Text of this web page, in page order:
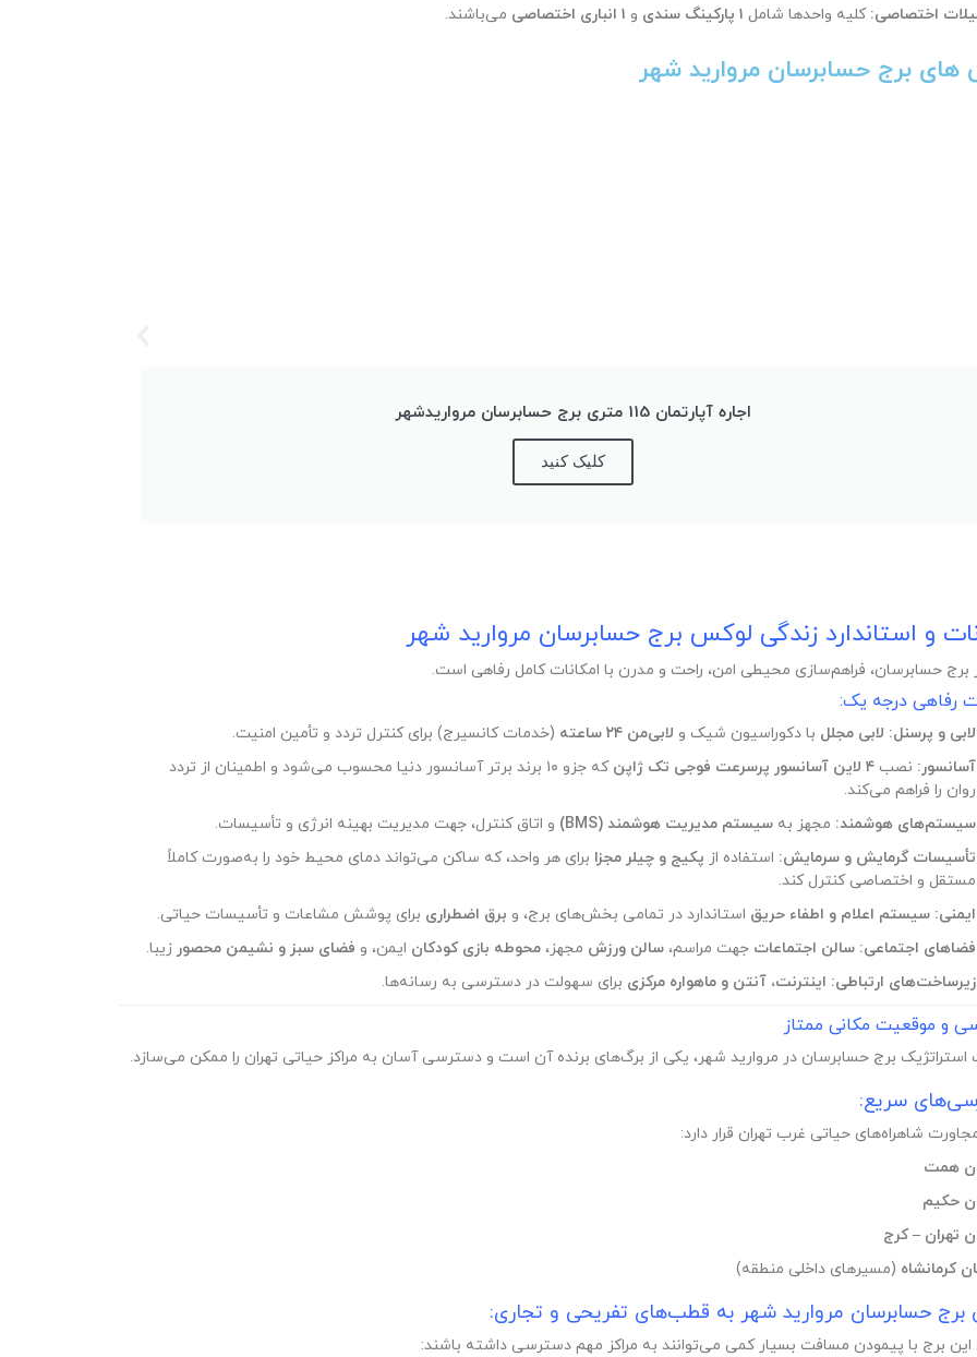
اختصاصی: کلیه واحدها شامل ۱ پارکینگ سندی و ۱ انباری اختصاصی می‌باشند.
های برج حسابرسان مروارید شهر
اجاره آپارتمان 115 متری برج حسابرسان مرواریدشهر
کلیک کنید
و استاندارد زندگی لوکس برج حسابرسان مروارید شهر
برج حسابرسان، فراهم‌سازی محیطی امن، راحت و مدرن با امکانات کامل رفاهی است.
رفاهی درجه یک:
لابی و پرسنل: لابی مجلل با دکوراسیون شیک و لابی‌من ۲۴ ساعته
(خدمات کانسیرج) برای کنترل تردد و تأمین امنیت.
آسانسور: نصب۴ لاین آسانسور پرسرعت فوجی تک ژاپن
که جزو ۱۰ برند برتر آسانسور دنیا محسوب می‌شود و اطمینان از تردد
روان را فراهم می‌کند.
سیستم‌های هوشمند: مجهز بهسیستم مدیریت هوشمند (BMS)
و اتاق کنترل، جهت مدیریت بهینه انرژی و تأسیسات.
تأسیسات گرمایش و سرمایش: استفاده از پکیج و چیلر مجزا برای هر واحد، که ساکن می‌تواند دمای محیط خود را به‌صورت کاملاً
مستقل و اختصاصی کنترل کند.
ایمنی: سیستم اعلام و اطفاء حریق استاندارد در تمامی بخش‌های برج، و برق اضطراری برای پوشش مشاعات و تأسیسات حیاتی.
فضاهای اجتماعی: سالن اجتماعات جهت مراسم،سالن ورزش مجهز،محوطه بازی کودکان ایمن، و فضای سبز و نشیمن محصور زیبا.
زیرساخت‌های ارتباطی: اینترنت، آنتن و ماهواره مرکزی برای سهولت در دسترسی به رسانه‌ها.
و موقعیت مکانی ممتاز
برج حسابرسان در مروارید شهر، یکی از برگ‌های برنده آن است و دسترسی آسان به مراکز حیاتی تهران را ممکن می‌سازد.
سریع:
شاهراه‌های حیاتی غرب تهران قرار دارد:
همت
حکیم
تهران – کرج
کرمانشاه (مسیرهای داخلی منطقه)
برج حسابرسان مروارید شهر به قطب‌های تفریحی و تجاری:
این برج با پیمودن مسافت بسیار کمی می‌توانند به مراکز مهم دسترسی داشته باشند: